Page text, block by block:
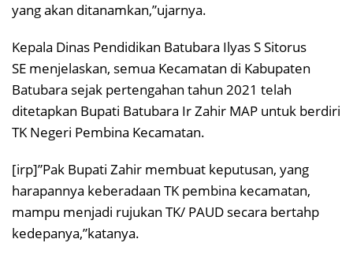
yang akan ditanamkan,”ujarnya.
Kepala Dinas Pendidikan Batubara Ilyas S Sitorus
SE menjelaskan, semua Kecamatan di Kabupaten
Batubara sejak pertengahan tahun 2021 telah
ditetapkan Bupati Batubara Ir Zahir MAP untuk berdiri
TK Negeri Pembina Kecamatan.
[irp]”Pak Bupati Zahir membuat keputusan, yang
harapannya keberadaan TK pembina kecamatan,
mampu menjadi rujukan TK/ PAUD secara bertahp
kedepanya,”katanya.